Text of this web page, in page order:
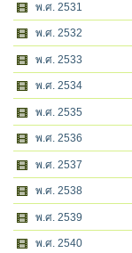
พ.ศ. 2531
พ.ศ. 2532
พ.ศ. 2533
พ.ศ. 2534
พ.ศ. 2535
พ.ศ. 2536
พ.ศ. 2537
พ.ศ. 2538
พ.ศ. 2539
พ.ศ. 2540